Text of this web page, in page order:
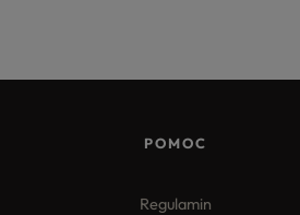
POMOC
Regulamin